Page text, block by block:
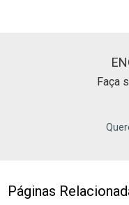
Faça
Páginas